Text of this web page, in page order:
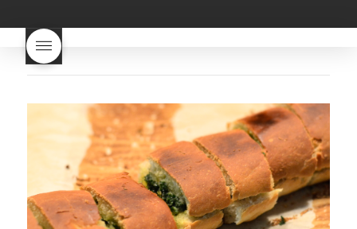
Nouveau naar? wat is
wanneer is beaujolais dag
wanneer is beaujolais
nouveau dag Wat is de dag
van Beaujolais Nouveau
wat
is de traditie rond beaujolais
nouveau wat maakt
Beaujolais Nouveau zo
speciaal wat zijn tannines
witte beaujolais nouveau